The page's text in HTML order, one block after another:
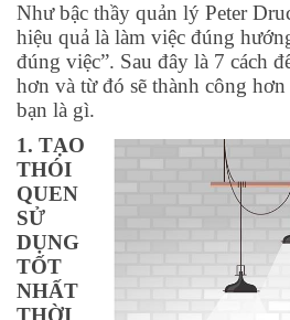
Như bậc thầy quản lý Peter
hiệu quả là làm việc đúng
đúng việc”. Sau đây là 7 cách
hơn và từ đó sẽ thành công
bạn là gì.
1. TẠO
THÓI
QUEN
SỬ
DỤNG
TỐT
NHẤT
THỜI